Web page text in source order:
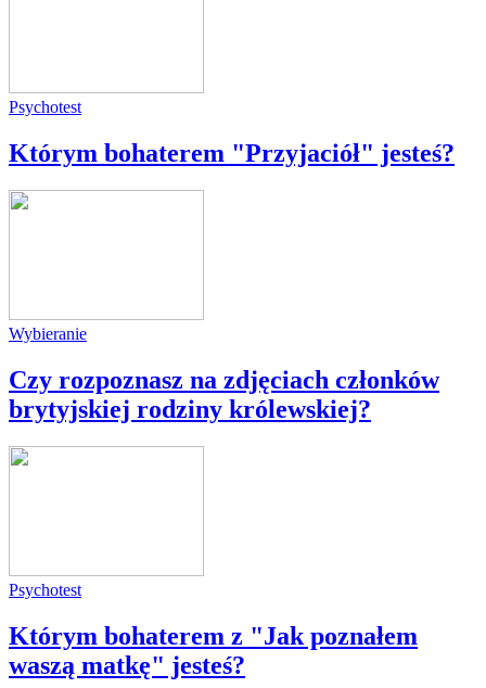
Psychotest
Którym bohaterem "Przyjaciół" jesteś?
Wybieranie
Czy rozpoznasz na zdjęciach członków
brytyjskiej rodziny królewskiej?
Psychotest
Którym bohaterem z "Jak poznałem
waszą matkę" jesteś?